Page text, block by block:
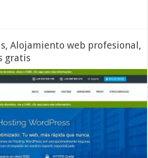
Alojamiento web profesional,
gratis